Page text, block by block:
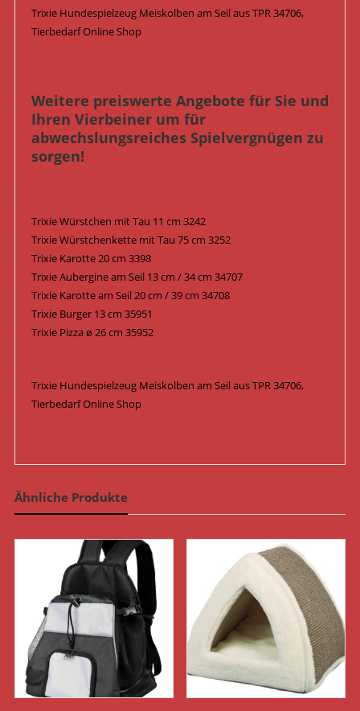
Trixie Hundespielzeug Meiskolben am Seil aus TPR 34706,
Tierbedarf Online Shop
Weitere preiswerte Angebote für Sie und
Ihren Vierbeiner um für
abwechslungsreiches Spielvergnügen zu
sorgen!
Trixie Würstchen mit Tau 11 cm 3242
Trixie Würstchenkette mit Tau 75 cm 3252
Trixie Karotte 20 cm 3398
Trixie Aubergine am Seil 13 cm / 34 cm 34707
Trixie Karotte am Seil 20 cm / 39 cm 34708
Trixie Burger 13 cm 35951
Trixie Pizza ø 26 cm 35952
Trixie Hundespielzeug Meiskolben am Seil aus TPR 34706,
Tierbedarf Online Shop
Ähnliche Produkte